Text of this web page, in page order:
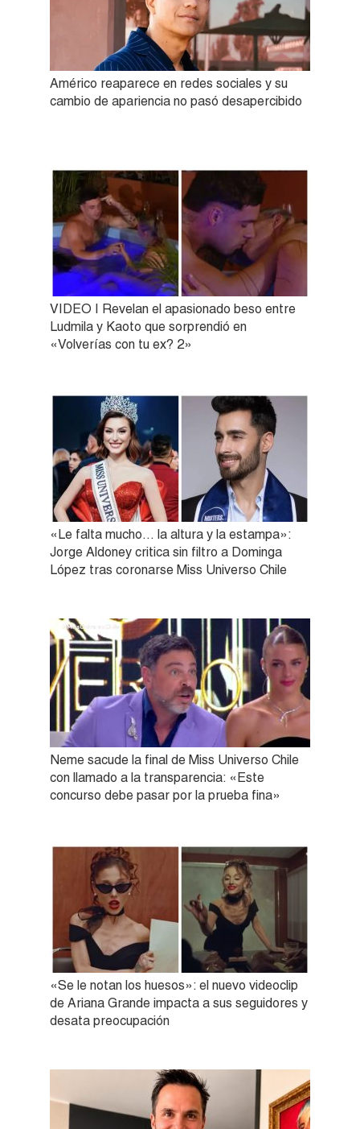
Américo reaparece en redes sociales y su
cambio de apariencia no pasó desapercibido
VIDEO | Revelan el apasionado beso entre
Ludmila y Kaoto que sorprendió en
«Volverías con tu ex? 2»
«Le falta mucho… la altura y la estampa»:
Jorge Aldoney critica sin filtro a Dominga
López tras coronarse Miss Universo Chile
Neme sacude la final de Miss Universo Chile
con llamado a la transparencia: «Este
concurso debe pasar por la prueba fina»
«Se le notan los huesos»: el nuevo videoclip
de Ariana Grande impacta a sus seguidores y
desata preocupación